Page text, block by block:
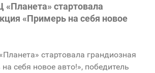
«Планета» стартовала
«Примерь на себя новое
стартовала грандиозная
себя новое авто!», победитель